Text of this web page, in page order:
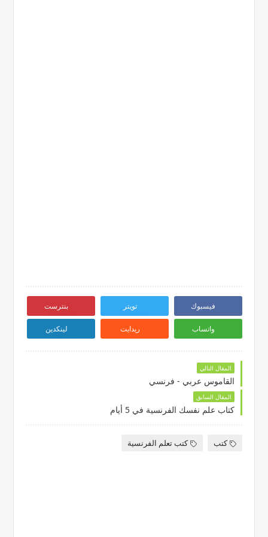
فيسبوك تويتر بنترست
واتساب ريدايت لينكدين
المقال التالي
القاموس عربي - فرنسي
المقال السابق
كتاب علم نفسك الفرنسية في 5 أيام
كتب كتب تعلم الفرنسية